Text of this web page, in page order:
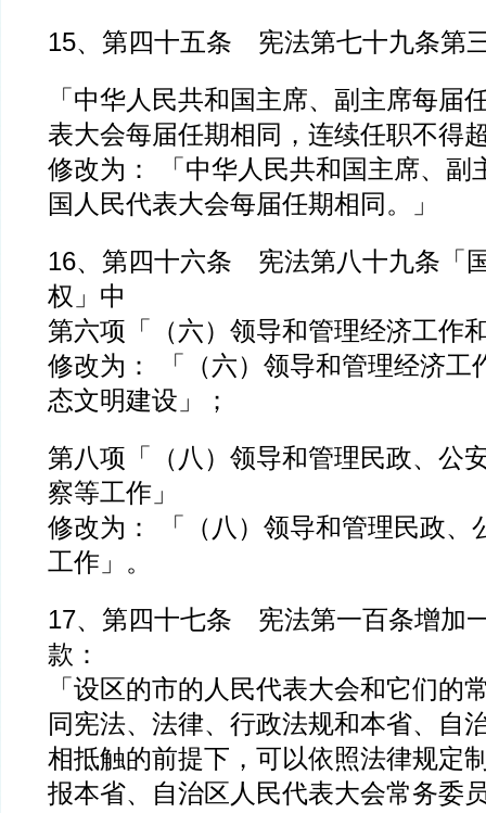
15、第四十五条 宪法第七十九条第
「中华人民共和国主席、副主席每届
表大会每届任期相同，连续任职不得
修改为： 「中华人民共和国主席、副
国人民代表大会每届任期相同。」
16、第四十六条 宪法第八十九条「
权」中
第六项「（六）领导和管理经济工作
修改为： 「（六）领导和管理经济工
态文明建设」；
第八项「（八）领导和管理民政、公
察等工作」
修改为： 「（八）领导和管理民政、
工作」。
17、第四十七条 宪法第一百条增加
款：
「设区的市的人民代表大会和它们的
同宪法、法律、行政法规和本省、自
相抵触的前提下，可以依照法律规定
报本省、自治区人民代表大会常务委